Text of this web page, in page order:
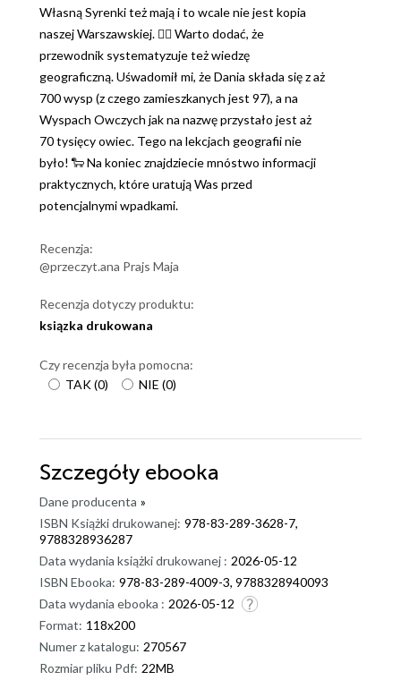
Własną Syrenki też mają i to wcale nie jest kopia
naszej Warszawskiej. 🧜‍♀️ Warto dodać, że
przewodnik systematyzuje też wiedzę
geograficzną. Uśwadomił mi, że Dania składa się z aż
700 wysp (z czego zamieszkanych jest 97), a na
Wyspach Owczych jak na nazwę przystało jest aż
70 tysięcy owiec. Tego na lekcjach geografii nie
było! 🐑 ​Na koniec znajdziecie mnóstwo informacji
praktycznych, które uratują Was przed
potencjalnymi wpadkami.
Recenzja:
@przeczyt.ana Prajs Maja
Recenzja dotyczy produktu:
ksiązka drukowana
Czy recenzja była pomocna:
TAK(0) NIE (0)
Szczegóły ebooka
Dane producenta »
ISBN Książki drukowanej: 978-83-289-3628-7,
9788328936287
Data wydania książki drukowanej : 2026-05-12
ISBN Ebooka: 978-83-289-4009-3, 9788328940093
Data wydania ebooka : 2026-05-12
Format: 118x200
Numer z katalogu: 270567
Rozmiar pliku Pdf: 22MB